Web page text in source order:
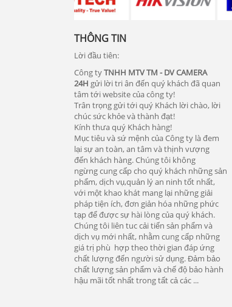
THÔNG TIN
Lời đầu tiên:
Công tyTNHH MTV TM - DV CAMERA
24H gửi lời tri ân đến quý khách đã quan
tâm tới website của công ty!
Trân trọng gửi tới quý Khách lời chào, lời
chúc sức khỏe và thành đạt!
Kính thưa quý Khách hàng!
Mục tiêu và sứ mệnh của Công ty là đem
lại sự an toàn, an tâm và thịnh vượng
đến khách hàng. Chúng tôi không
ngừng cung cấp cho quý khách những sản
phẩm, dịch vụ,quản lý an ninh tốt nhất,
với một khao khát mang lại những giải
pháp tiện ích, đơn giản hóa những phức
tạp để được sự hài lòng của quý khách.
Chúng tôi liên tuc cải tiến sản phẩm và
dịch vụ mới nhất, nhằm cung cấp những
giá trị phù hợp theo thời gian đáp ứng
chất lượng đến người sử dụng. Đảm bảo
chất lượng sản phẩm và chế độ bảo hành
hậu mãi tốt nhất trong tất cả các ...